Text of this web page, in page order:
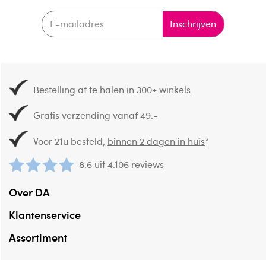
Inschrijven
Bestelling af te halen in300+ winkels
Gratis verzending vanaf 49.-
Voor 21u besteld, binnen 2 dagen in huis*
8.6 uit4.106 reviews
Over DA
Klantenservice
Assortiment